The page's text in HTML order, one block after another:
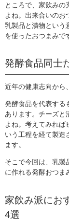
ところで、家飲みの
よね。出来合いのお
乳製品と漬物という
を使ったおつまみで
発酵食品同士
近年の健康志向から
発酵食品を代表する
あります。チーズと
よね。考えてみれば
いう工程を経て製造
ます。
そこで今回は、乳製
に作れる発酵おつま
家飲み派にお
4選